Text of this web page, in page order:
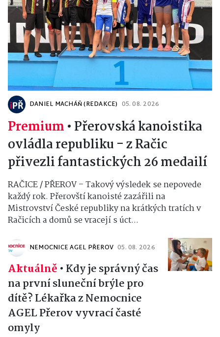
DANIEL MACHÁŇ (REDAKCE) 05. 08. 2026
Premium • Přerovská kanoistika
ovládla republiku - z Račic
přivezli fantastických 26 medailí
RAČICE / PŘEROV – Takový výsledek se nepovede
každý rok. Přerovští kanoisté zazářili na
Mistrovství České republiky na krátkých tratích v
Račicích a domů se vracejí s úct...
NEMOCNICE AGEL PŘEROV 05. 08. 2026
Aktuálně • Kdy je správný čas
na první sluneční brýle pro
dítě? Lékařka z Nemocnice
AGEL Přerov vyvrací časté
omyly